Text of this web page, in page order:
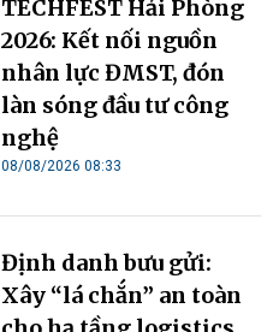
TECHFEST Hải Phòng
2026: Kết nối nguồn
nhân lực ĐMST, đón
làn sóng đầu tư công
nghệ
08/08/2026 08:33
Định danh bưu gửi:
Xây “lá chắn” an toàn